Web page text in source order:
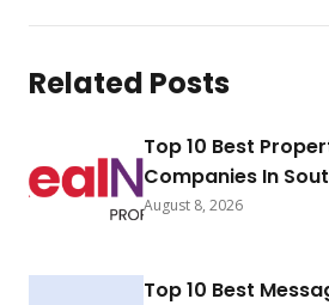
Related Posts
Top 10 Best
Companies In
August 8, 2026
Top 10 Best